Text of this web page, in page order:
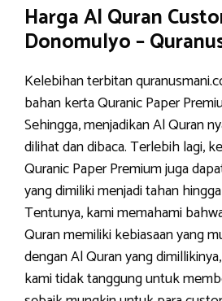
Harga Al Quran
Donomulyo –
Kelebihan terbitan
bahan kerta Quranic Paper
Sehingga, menjadikan Al Quran
dilihat dan dibaca. Terlebih lagi,
Quranic Paper Premium juga
yang dimiliki menjadi tahan
Tentunya, kami memahami
Quran memiliki kebiasaan yang
dengan Al Quran yang
kami tidak tanggung untuk